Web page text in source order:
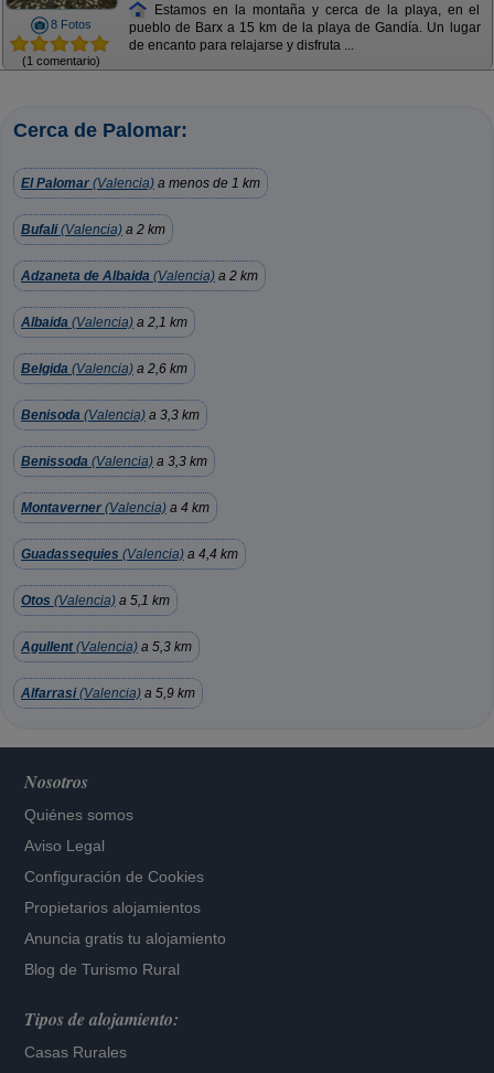
8 Fotos
(1 comentario)
Estamos en la montaña y cerca de la playa, en el
pueblo de Barx a 15 km de la playa de Gandía. Un lugar
de encanto para relajarse y disfruta ...
Cerca de Palomar:
El Palomar (Valencia) a menos de 1 km
Bufali(Valencia) a 2 km
Adzaneta de Albaida (Valencia) a 2 km
Albaida (Valencia) a 2,1 km
Belgida (Valencia) a 2,6 km
Benisoda (Valencia) a 3,3 km
Benissoda (Valencia) a 3,3 km
Montaverner (Valencia) a 4 km
Guadassequies (Valencia) a 4,4 km
Otos (Valencia) a 5,1 km
Agullent(Valencia) a 5,3 km
Alfarrasi(Valencia) a 5,9 km
Nosotros
Quiénes somos
Aviso Legal
Configuración de Cookies
Propietarios alojamientos
Anuncia gratis tu alojamiento
Blog de Turismo Rural
Tipos de alojamiento:
Casas Rurales